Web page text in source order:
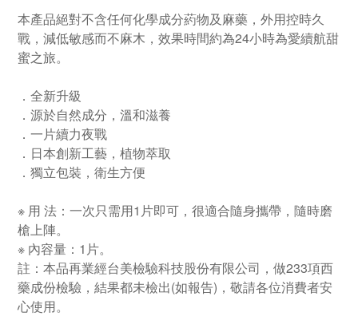
本產品絕對不含任何化學成分葯物及麻藥，外用控時久
戰，減低敏感而不麻木，效果時間約為24小時為愛續航甜
蜜之旅。
．全新升級
．源於自然成分，溫和滋養
．一片續力夜戰
．日本創新工藝，植物萃取
．獨立包裝，衛生方便
※ 用 法：一次只需用1片即可，很適合隨身攜帶，隨時磨
槍上陣。
※ 內容量：1片。
註：本品再業經台美檢驗科技股份有限公司，做233項西
藥成份檢驗，結果都未檢出(如報告)，敬請各位消費者安
心使用。